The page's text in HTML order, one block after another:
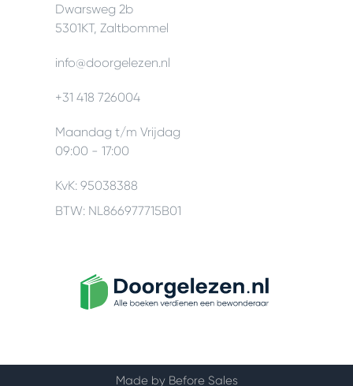
Dwarsweg 2b
5301KT, Zaltbommel
info@doorgelezen.nl
+31 418 726004
Maandag t/m Vrijdag
09:00 - 17:00
KvK: 95038388
BTW: NL866977715B01
Made by Before Sales